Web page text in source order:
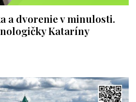
a dvorenie v minulosti.
Kataríny